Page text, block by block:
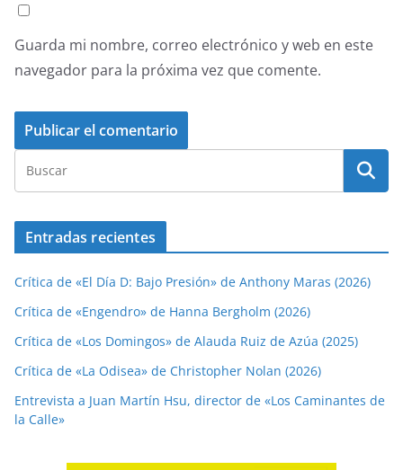
Guarda mi nombre, correo electrónico y web en este
navegador para la próxima vez que comente.
Entradas recientes
Crítica de «El Día D: Bajo Presión» de Anthony Maras (2026)
Crítica de «Engendro» de Hanna Bergholm (2026)
Crítica de «Los Domingos» de Alauda Ruiz de Azúa (2025)
Crítica de «La Odisea» de Christopher Nolan (2026)
Entrevista a Juan Martín Hsu, director de «Los Caminantes de
la Calle»